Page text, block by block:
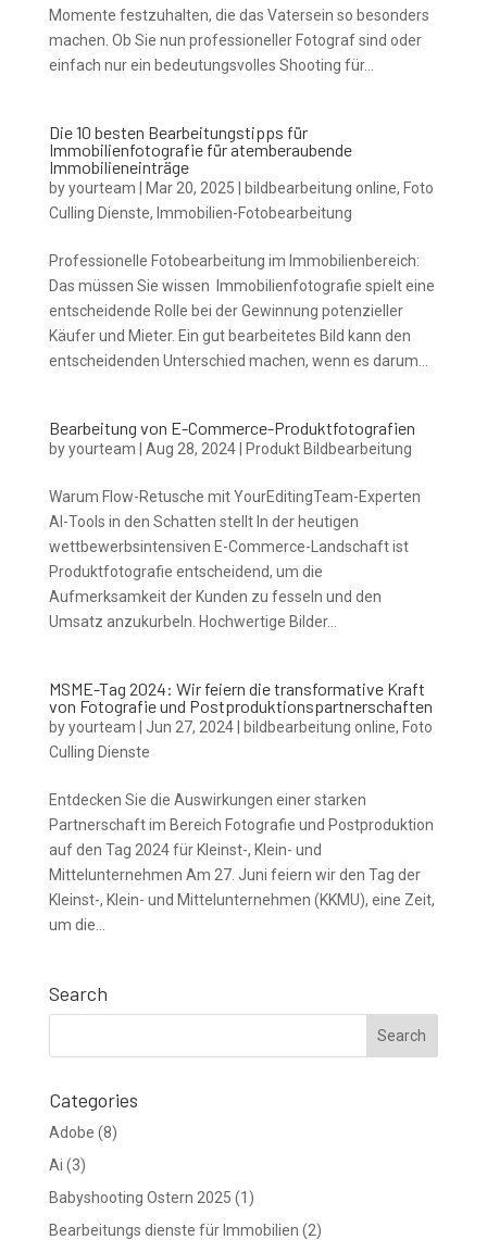
Momente festzuhalten, die das Vatersein so besonders
machen. Ob Sie nun professioneller Fotograf sind oder
einfach nur ein bedeutungsvolles Shooting für...
Die 10 besten Bearbeitungstipps für
Immobilienfotografie für atemberaubende
Immobilieneinträge
byyourteam | Mar 20, 2025 | bildbearbeitung online, Foto
Culling Dienste, Immobilien-Fotobearbeitung
Professionelle Fotobearbeitung im Immobilienbereich:
Das müssen Sie wissen Immobilienfotografie spielt eine
entscheidende Rolle bei der Gewinnung potenzieller
Käufer und Mieter. Ein gut bearbeitetes Bild kann den
entscheidenden Unterschied machen, wenn es darum...
Bearbeitung von E-Commerce-Produktfotografien
byyourteam | Aug 28, 2024| Produkt Bildbearbeitung
Warum Flow-Retusche mit YourEditingTeam-Experten
AI-Tools in den Schatten stellt In der heutigen
wettbewerbsintensiven E-Commerce-Landschaft ist
Produktfotografie entscheidend, um die
Aufmerksamkeit der Kunden zu fesseln und den
Umsatz anzukurbeln. Hochwertige Bilder...
MSME-Tag 2024: Wir feiern die transformative Kraft
von Fotografie und Postproduktionspartnerschaften
byyourteam | Jun 27, 2024| bildbearbeitung online, Foto
Culling Dienste
Entdecken Sie die Auswirkungen einer starken
Partnerschaft im Bereich Fotografie und Postproduktion
auf den Tag 2024 für Kleinst-, Klein- und
Mittelunternehmen Am 27. Juni feiern wir den Tag der
Kleinst-, Klein- und Mittelunternehmen (KKMU), eine Zeit,
um die...
Search
Categories
Adobe (8)
Ai (3)
Babyshooting Ostern 2025 (1)
Bearbeitungs dienste für Immobilien (2)